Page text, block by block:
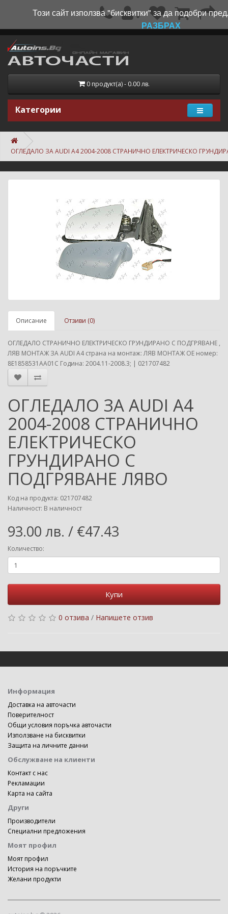
0 продукт(а) - 0.00 лв.
Категории
ОГЛЕДАЛО ЗА AUDI A4 2004-2008 СТРАНИЧНО ЕЛЕКТРИЧЕСКО
Описание Отзиви (0)
ОГЛЕДАЛО СТРАНИЧНО ЕЛЕКТРИЧЕСКО ГРУНДИРАНО С ПОДГРЯВАНЕ ,
ЛЯВ МОНТАЖ ЗА AUDI A4 страна на монтаж: ЛЯВ МОНТАЖ ОЕ номер:
8E1858531AA01C Година: 2004.11-2008.3; | 021707482
ОГЛЕДАЛО ЗА AUDI A4
2004-2008 СТРАНИЧНО
ЕЛЕКТРИЧЕСКО
ГРУНДИРАНО С
ПОДГРЯВАНЕ ЛЯВО
Код на продукта: 021707482
Наличност: В наличност
93.00 лв. / €47.43
Количество:
Купи
0 отзива / Напишете отзив
Информация
Доставка на авточасти
Поверителност
Общи условия поръчка авточасти
Използване на бисквитки
Защита на личните данни
Обслужване на клиенти
Контакт с нас
Рекламации
Карта на сайта
Други
Производители
Специални предложения
Моят профил
Моят профил
История на поръчките
Желани продукти
Този сайт използва "бисквитки" за да подобри
РАЗБРАХ